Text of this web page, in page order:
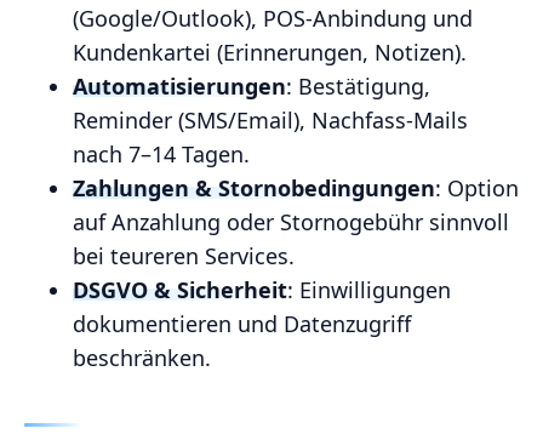
(Google/Outlook), POS‑Anbindung und
Kundenkartei (Erinnerungen, Notizen).
Automatisierungen: Bestätigung,
Reminder (SMS/Email), Nachfass‑Mails
nach 7–14 Tagen.
Zahlungen & Stornobedingungen: Option
auf Anzahlung oder Stornogebühr sinnvoll
bei teureren Services.
DSGVO & Sicherheit: Einwilligungen
dokumentieren und Datenzugriff
beschränken.